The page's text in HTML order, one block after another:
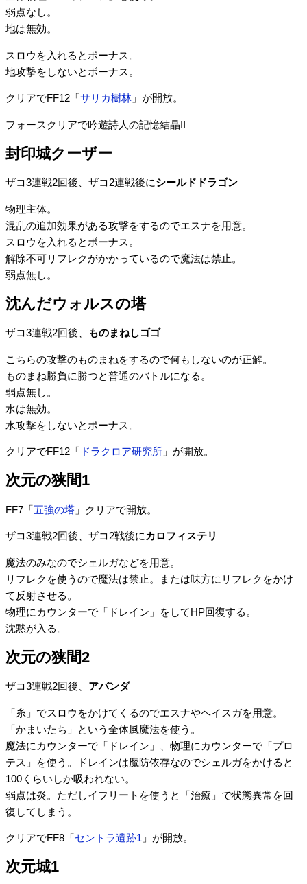
弱点なし。
地は無効。
スロウを入れるとボーナス。
地攻撃をしないとボーナス。
クリアでFF12「 サリカ樹林 」が開放。
フォースクリアで吟遊詩人の記憶結晶II
封印城クーザー
ザコ3連戦2回後、ザコ2連戦後にシールドドラゴン
物理主体。
混乱の追加効果がある攻撃をするのでエスナを用意。
スロウを入れるとボーナス。
解除不可リフレクがかかっているので魔法は禁止。
弱点無し。
沈んだウォルスの塔
ザコ3連戦2回後、 ものまねしゴゴ
こちらの攻撃のものまねをするので何もしないのが正解。
ものまね勝負に勝つと普通のバトルになる。
弱点無し。
水は無効。
水攻撃をしないとボーナス。
クリアでFF12「 ドラクロア研究所 」が開放。
次元の狭間1
FF7「五強の塔 」クリアで開放。
ザコ3連戦2回後、ザコ2戦後に カロフィステリ
魔法のみなのでシェルガなどを用意。
リフレクを使うので魔法は禁止。または味方にリフレクをかけ
て反射させる。
物理にカウンターで「ドレイン」をしてHP回復する。
沈黙が入る。
次元の狭間2
ザコ3連戦2回後、 アバンダ
「糸」でスロウをかけてくるのでエスナやヘイスガを用意。
「かまいたち」という全体風魔法を使う。
魔法にカウンターで「ドレイン」、物理にカウンターで「プロ
テス」を使う。ドレインは魔防依存なのでシェルガをかけると
100くらいしか吸われない。
弱点は炎。ただしイフリートを使うと「治療」で状態異常を回
復してしまう。
クリアでFF8「 セントラ遺跡1 」が開放。
次元城1